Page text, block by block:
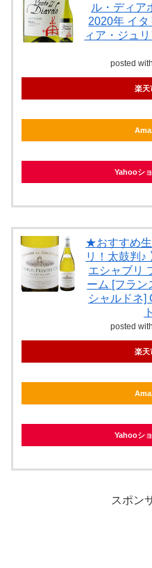
ル・ディア
2020年 イ
ィア・ジュ
posted with
楽天
Yahooシ
★おすすめ
リ！太鼓判♪
エシャブリ
ーム [フラン
シャルドネ]
ト
posted with
楽天
Yahooシ
スポン